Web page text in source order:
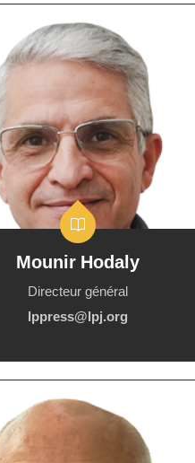
Mounir Hodaly
Directeur général
lppress@lpj.org